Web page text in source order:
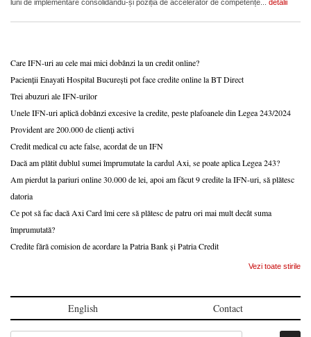
luni de implementare consolidându-și poziția de accelerator de competențe... detalii
Care IFN-uri au cele mai mici dobânzi la un credit online?
Pacienții Enayati Hospital București pot face credite online la BT Direct
Trei abuzuri ale IFN-urilor
Unele IFN-uri aplică dobânzi excesive la credite, peste plafoanele din Legea 243/2024
Provident are 200.000 de clienți activi
Credit medical cu acte false, acordat de un IFN
Dacă am plătit dublul sumei împrumutate la cardul Axi, se poate aplica Legea 243?
Am pierdut la pariuri online 30.000 de lei, apoi am făcut 9 credite la IFN-uri, să plătesc
datoria
Ce pot să fac dacă Axi Card îmi cere să plătesc de patru ori mai mult decât suma
împrumutată?
Credite fără comision de acordare la Patria Bank și Patria Credit
Vezi toate stirile
English Contact